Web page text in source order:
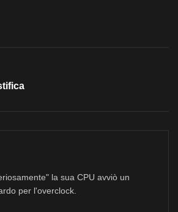
la sua CPU avviò un
per l'overclock.